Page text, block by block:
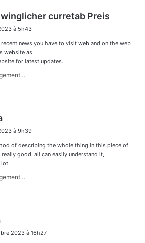
curretab Preis
à 5h43
news you have to visit web and on the web I
website as
for latest updates.
t
:
à 9h39
of describing the whole thing in this piece of
good, all can easily understand it,
lot.
t
2023 à 16h27